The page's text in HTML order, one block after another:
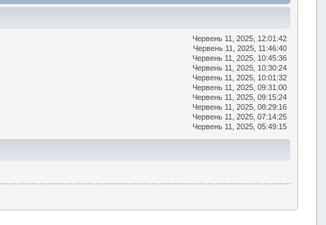
Червень 11, 2025, 12:01:42
Червень 11, 2025, 11:46:40
Червень 11, 2025, 10:45:36
Червень 11, 2025, 10:30:24
Червень 11, 2025, 10:01:32
Червень 11, 2025, 09:31:00
Червень 11, 2025, 09:15:24
Червень 11, 2025, 08:29:16
Червень 11, 2025, 07:14:25
Червень 11, 2025, 05:49:15